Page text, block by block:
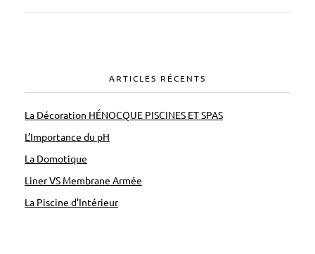
ARTICLES RÉCENTS
La Décoration HÉNOCQUE PISCINES ET SPAS
L’Importance du pH
La Domotique
Liner VS Membrane Armée
La Piscine d’Intérieur